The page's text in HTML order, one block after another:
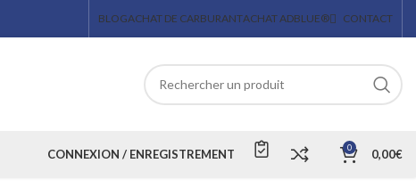
BLOGACHAT DE CARBURANTACHAT ADBLUE® CONTACT
CONNEXION / ENREGISTREMENT 0 0,00€